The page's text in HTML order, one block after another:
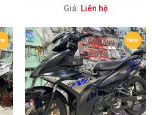
Giá: Liên hệ